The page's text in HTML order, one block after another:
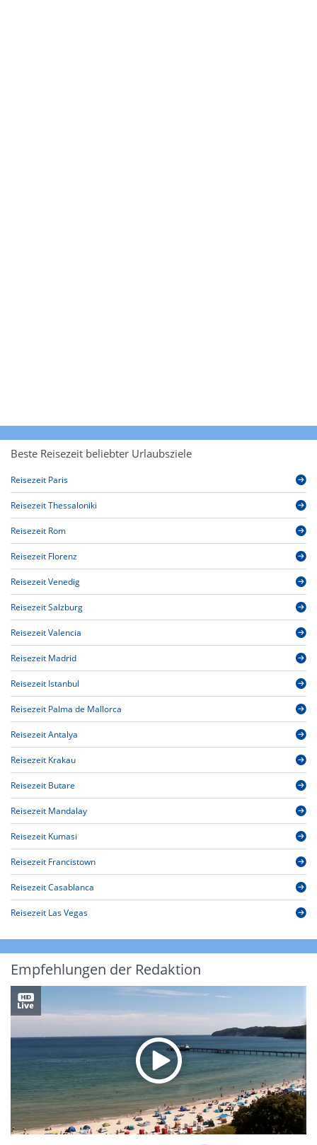
Beste Reisezeit beliebter Urlaubsziele
Reisezeit Paris
Reisezeit Thessaloniki
Reisezeit Rom
Reisezeit Florenz
Reisezeit Venedig
Reisezeit Salzburg
Reisezeit Valencia
Reisezeit Madrid
Reisezeit Istanbul
Reisezeit Palma de Mallorca
Reisezeit Antalya
Reisezeit Krakau
Reisezeit Butare
Reisezeit Mandalay
Reisezeit Kumasi
Reisezeit Francistown
Reisezeit Casablanca
Reisezeit Las Vegas
Empfehlungen der Redaktion